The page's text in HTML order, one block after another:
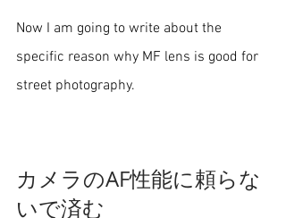
Now I am going to write about the
specific reason why MF lens is good for
street photography.
カメラのAF性能に頼らな
いで済む